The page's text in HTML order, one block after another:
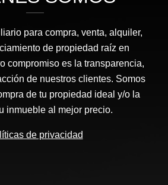
para compra, venta, alquiler,
de propiedad raíz en
compromiso es la transparencia,
de nuestros clientes. Somos
de tu propiedad ideal y/o la
inmueble al mejor precio.
de privacidad